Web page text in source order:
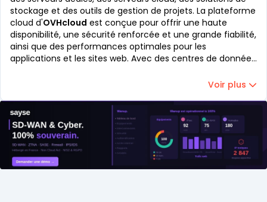
stockage et des outils de gestion de projets. La plateforme
cloud d'OVHcloud est conçue pour offrir une haute
disponibilité, une sécurité renforcée et une grande fiabilité,
ainsi que des performances optimales pour les
applications et les sites web. Avec des centres de données
fournir des services cloud à des clients du monde entier,
de solutions de cloud computing en Europe.
Voir plus